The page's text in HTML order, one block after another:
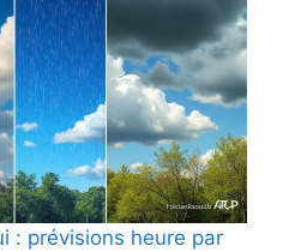
: prévisions heure par